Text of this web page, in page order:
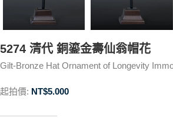
5274 清代 銅鎏金壽仙翁帽花
Gilt-Bronze Hat Ornament of Longevity
起拍價: NT$5.000